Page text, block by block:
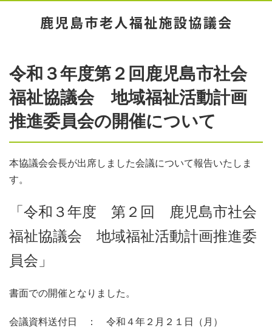
令和３年度第２回鹿児島市社会
福祉協議会 地域福祉活動計画
推進委員会の開催について
本協議会会長が出席しました会議について報告いたしま
す。
「令和３年度 第２回 鹿児島市社会
福祉協議会 地域福祉活動計画推進委
員会」
書面での開催となりました。
会議資料送付日 ： 令和４年２月２１日（月）